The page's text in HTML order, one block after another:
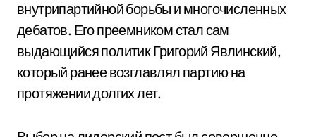
внутрипартийной борьбы и многочисленных
дебатов. Его преемником стал сам
выдающийся политик Григорий Явлинский,
который ранее возглавлял партию на
протяжении долгих лет.